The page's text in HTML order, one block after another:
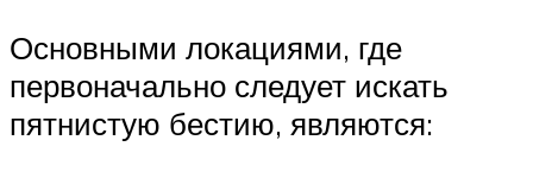
Основными локациями, где
первоначально следует искать
пятнистую бестию, являются: